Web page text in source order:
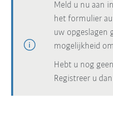
Meld u nu aan
het formulier
uw opgeslagen
mogelijkheid
Hebt u nog
Registreer u